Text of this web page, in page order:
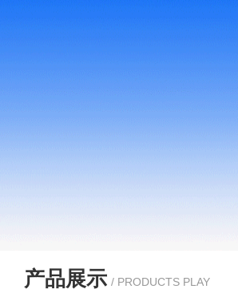
产品展示 / PRODUCTS PLAY